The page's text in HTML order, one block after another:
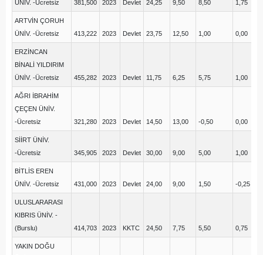
ÜNİV. -Ücretsiz 381,500 2023 Devlet 24,25 9,50 8,50 1,75
ARTVİN ÇORUH
ÜNİV. -Ücretsiz
413,222 2023 Devlet 23,75 12,50 1,00 0,00
ERZİNCAN
BİNALİ YILDIRIM
ÜNİV. -Ücretsiz
455,282 2023 Devlet 11,75 6,25 5,75 1,00
AĞRI İBRAHİM
ÇEÇEN ÜNİV.
-Ücretsiz
321,280 2023 Devlet 14,50 13,00 -0,50 0,00
SİİRT ÜNİV.
-Ücretsiz
345,905 2023 Devlet 30,00 9,00 5,00 1,00
BİTLİS EREN
ÜNİV. -Ücretsiz
431,000 2023 Devlet 24,00 9,00 1,50 -0,25
ULUSLARARASI
KIBRIS ÜNİV. -
(Burslu)
414,703 2023 KKTC 24,50 7,75 5,50 0,75
YAKIN DOĞU